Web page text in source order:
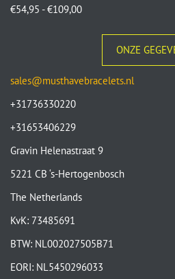
€54,95 - €109,00
ONZE
sales@musthavebracelets.nl
+31736330220
+31653406229
Gravin Helenastraat 9
5221 CB ‘s-Hertogenbosch
The Netherlands
KvK: 73485691
BTW: NL002027505B71
EORI: NL5450296033